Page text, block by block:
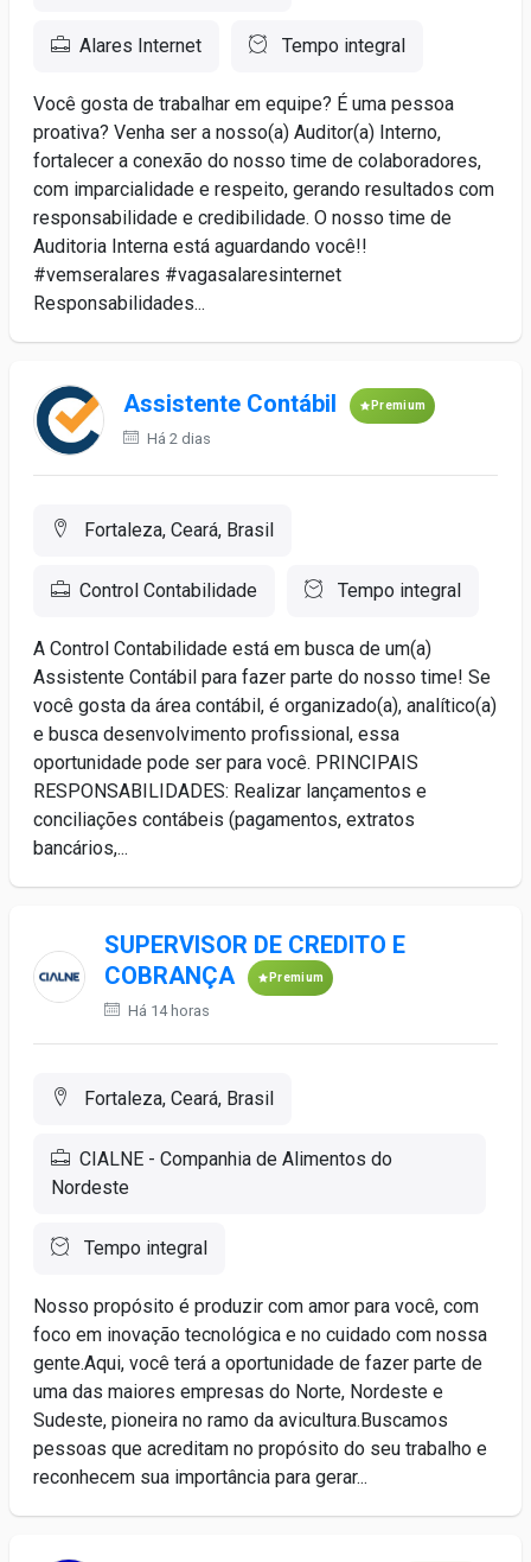
Alares Internet Tempo integral
Você gosta de trabalhar em equipe? É uma pessoa
proativa? Venha ser a nosso(a) Auditor(a) Interno,
fortalecer a conexão do nosso time de colaboradores,
com imparcialidade e respeito, gerando resultados com
responsabilidade e credibilidade. O nosso time de
Auditoria Interna está aguardando você!!
#vemseralares #vagasalaresinternet
Responsabilidades...
Assistente Contábil Premium
Há 2 dias
Fortaleza, Ceará, Brasil
Control Contabilidade Tempo integral
A Control Contabilidade está em busca de um(a)
Assistente Contábil para fazer parte do nosso time! Se
você gosta da área contábil, é organizado(a), analítico(a)
e busca desenvolvimento profissional, essa
oportunidade pode ser para você. PRINCIPAIS
RESPONSABILIDADES: Realizar lançamentos e
conciliações contábeis (pagamentos, extratos
bancários,...
SUPERVISOR DE CREDITO E
COBRANÇA
Premium
Há 14 horas
Fortaleza, Ceará, Brasil
CIALNE - Companhia de Alimentos do
Nordeste
Tempo integral
Nosso propósito é produzir com amor para você, com
foco em inovação tecnológica e no cuidado com nossa
gente.Aqui, você terá a oportunidade de fazer parte de
uma das maiores empresas do Norte, Nordeste e
Sudeste, pioneira no ramo da avicultura.Buscamos
pessoas que acreditam no propósito do seu trabalho e
reconhecem sua importância para gerar...